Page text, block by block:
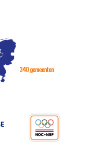
340 gemeenten